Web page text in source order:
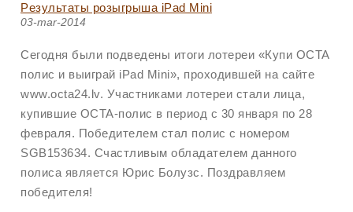
Pезультаты розыгрыша iPad Mini
03-mar-2014
Сегодня были подведены итоги лотереи «Купи OCTA
полис и выиграй iPad Mini», проходившей на сайте
www.octa24.lv. Участниками лотереи стали лица,
купившие OCTA-полис в период с 30 января по 28
февраля. Победителем стал полис c номером
SGB153634. Счастливым обладателем данного
полиса является Юрис Болузс. Поздравляем
победителя!